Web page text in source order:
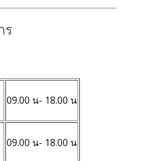
ร
09.00 น- 18.00 น
09.00 น- 18.00 น